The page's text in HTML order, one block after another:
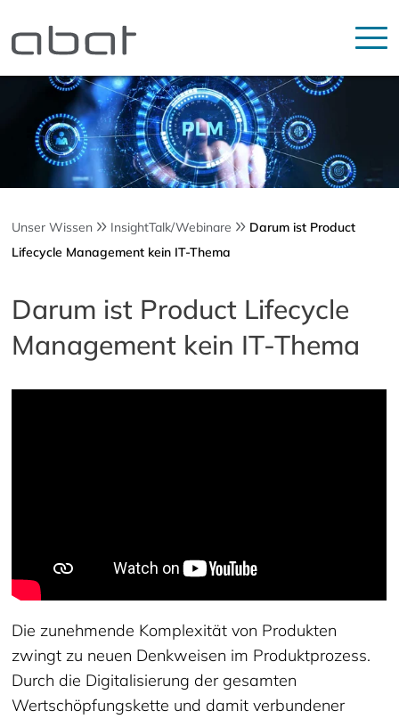
Unser Wissen InsightTalk/Webinare
Darum ist Product
Lifecycle Management kein IT-Thema
Darum ist Product Lifecycle
Management kein IT-Thema
Die zunehmende Komplexität von Produkten
zwingt zu neuen Denkweisen im Produktprozess.
Durch die Digitalisierung der gesamten
Wertschöpfungskette und damit verbundener